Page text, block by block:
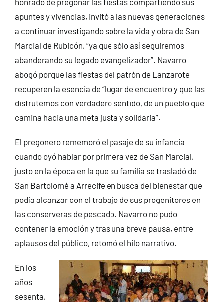
honrado de pregonar las fiestas compartiendo sus
apuntes y vivencias, invitó a las nuevas generaciones
a continuar investigando sobre la vida y obra de San
Marcial de Rubicón, “ya que sólo así seguiremos
abanderando su legado evangelizador”. Navarro
abogó porque las fiestas del patrón de Lanzarote
recuperen la esencia de “lugar de encuentro y que las
disfrutemos con verdadero sentido, de un pueblo que
camina hacia una meta justa y solidaria”.
El pregonero rememoró el pasaje de su infancia
cuando oyó hablar por primera vez de San Marcial,
justo en la época en la que su familia se trasladó de
San Bartolomé a Arrecife en busca del bienestar que
podía alcanzar con el trabajo de sus progenitores en
las conserveras de pescado. Navarro no pudo
contener la emoción y tras una breve pausa, entre
aplausos del público, retomó el hilo narrativo.
En los
años
sesenta,